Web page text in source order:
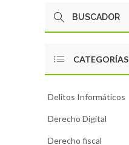
CATEGORÍAS
Delitos Informáticos
Derecho Digital
Derecho fiscal